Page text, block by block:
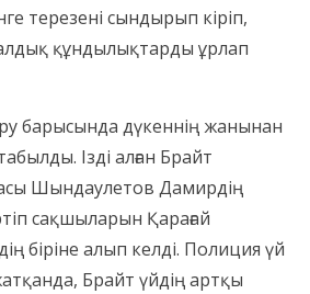
терезені сындырып кіріп,
құндылықтарды ұрлап
барысында дүкеннің жанынан
Ізді алған Брайт
Шындаулетов Дамирдің
сақшыларын Қарағай
біріне алып келді. Полиция үй
Брайт үйдің артқы